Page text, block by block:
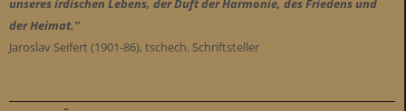
unseres irdischen Lebens, der Duft der Harmonie, des Friedens und
der Heimat."
Jaroslav Seifert (1901-86), tschech. Schriftsteller